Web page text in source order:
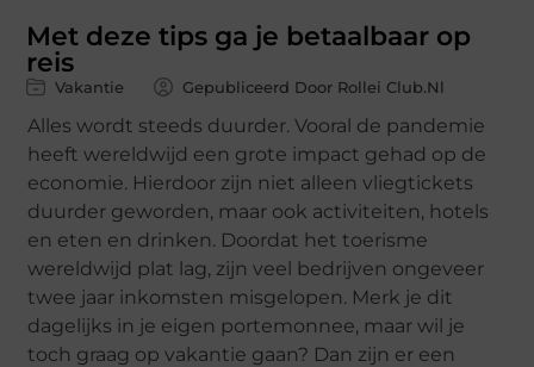
Met deze tips ga je betaalbaar op
reis
Vakantie Gepubliceerd Door Rollei Club.nl
Alles wordt steeds duurder. Vooral de pandemie
heeft wereldwijd een grote impact gehad op de
economie. Hierdoor zijn niet alleen vliegtickets
duurder geworden, maar ook activiteiten, hotels
en eten en drinken. Doordat het toerisme
wereldwijd plat lag, zijn veel bedrijven ongeveer
twee jaar inkomsten misgelopen. Merk je dit
dagelijks in je eigen portemonnee, maar wil je
toch graag op vakantie gaan? Dan zijn er een